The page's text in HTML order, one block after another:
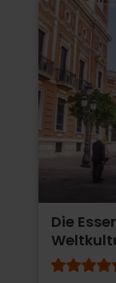
Die